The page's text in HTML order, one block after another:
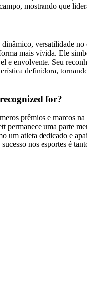
mostrando que
versatilidade
mais vívida. Ele
e envolvente. Seu
definidora,
for?
prêmios e marcos
permanece uma parte
um atleta dedicado e
nos esportes é